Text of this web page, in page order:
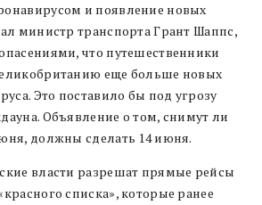
и появление новых
министр транспорта Грант Шаппс,
что путешественники
еще больше новых
Это поставило бы под угрозу
Объявление о том, снимут ли
должны сделать 14 июня.
власти разрешат прямые рейсы
списка», которые ранее